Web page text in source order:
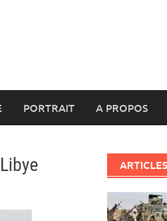
PORTRAIT A PROPOS